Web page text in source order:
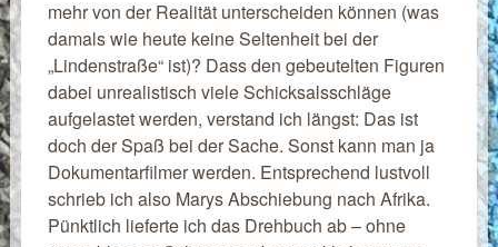
mehr von der Realität unterscheiden können (was
damals wie heute keine Seltenheit bei der
„Lindenstraße“ ist)? Dass den gebeutelten Figuren
dabei unrealistisch viele Schicksalsschläge
aufgelastet werden, verstand ich längst: Das ist
doch der Spaß bei der Sache. Sonst kann man ja
Dokumentarfilmer werden. Entsprechend lustvoll
schrieb ich also Marys Abschiebung nach Afrika.
Pünktlich lieferte ich das Drehbuch ab – ohne